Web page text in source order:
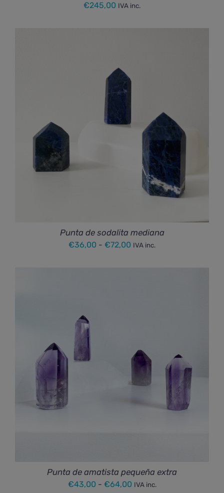
€245,00 IVA inc.
Punta de sodalita mediana
€36,00 - €72,00 Rango
IVA inc.
Punta de amatista pequeña extra
€43,00 - €64,00Rango
IVA inc.